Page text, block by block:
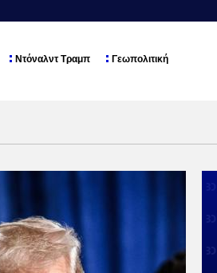
Ντόναλντ Τραμπ Γεωπολιτική